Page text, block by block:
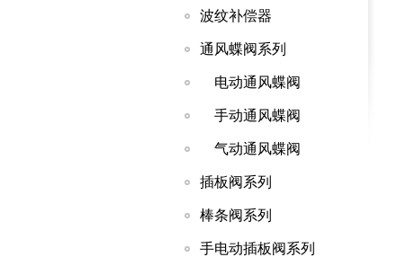
波纹补偿器
通风蝶阀系列
电动通风蝶阀
手动通风蝶阀
气动通风蝶阀
插板阀系列
棒条阀系列
手电动插板阀系列